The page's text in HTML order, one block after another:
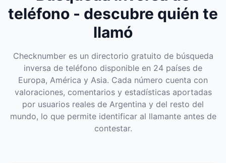
teléfono - descubre quién te
llamó
Checknumber es un directorio gratuito de búsqueda
inversa de teléfono disponible en 24 países de
Europa, América y Asia. Cada número cuenta con
valoraciones, comentarios y estadísticas aportadas
por usuarios reales de Argentina y del resto del
mundo, lo que permite identificar al llamante antes de
contestar.